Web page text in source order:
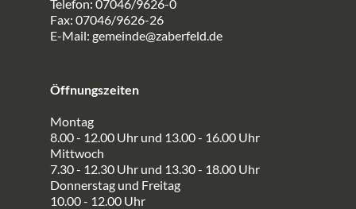
Telefon: 07046/9626-0
Fax: 07046/9626-26
E-Mail: gemeinde@zaberfeld.de
Öffnungszeiten
Montag
8.00 - 12.00 Uhr und 13.00 - 16.00 Uhr
Mittwoch
7.30 - 12.30 Uhr und 13.30 - 18.00 Uhr
Donnerstag und Freitag
10.00 - 12.00 Uhr